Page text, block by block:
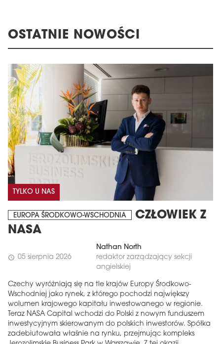
OSTATNIE NOWOŚCI
TYLKO U NAS
EUROPA ŚRODKOWO-WSCHODNIA
CZŁOWIEK Z
NASA
schedule 05 sierpnia 2026
Nathan North
redaktor zarządzający sekcji
angielskiej
Czechy wyróżniają się na tle krajów Europy Środkowo-
Wschodniej jako rynek, z którego pochodzi największy
wolumen krajowego kapitału inwestowanego w regionie.
Teraz NASA Capital wchodzi do Polski z nowym funduszem
inwestycyjnym skierowanym do polskich inwestorów. Spółka
zadebiutowała właśnie na rynku, przejmując kompleks